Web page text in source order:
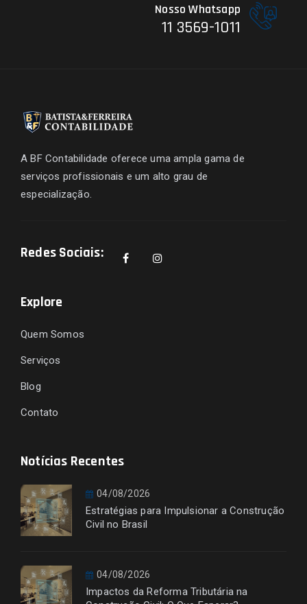
Nosso Whatsapp
11 3569-1011
A BF Contabilidade oferece uma ampla gama de
serviços profissionais e um alto grau de
especialização.
Redes Sociais:
Explore
Quem Somos
Serviços
Blog
Contato
Notícias Recentes
04/08/2026
Estratégias para Impulsionar a Construção
Civil no Brasil
04/08/2026
Impactos da Reforma Tributária na